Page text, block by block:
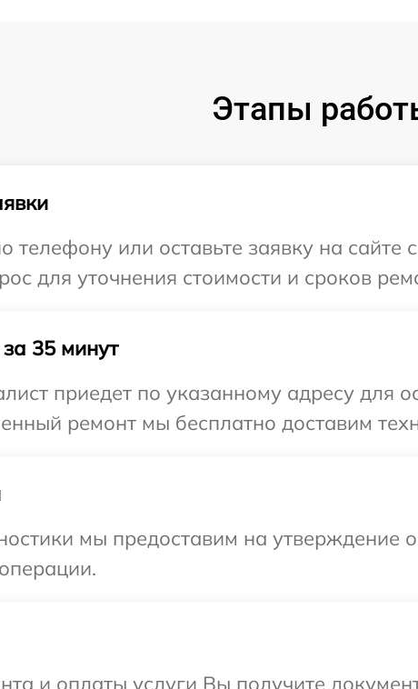
Этапы
телефону или оставьте заявку на
для уточнения стоимости и сроков
35 минут
приедет по указанному адресу для
ремонт мы бесплатно доставим
мы предоставим на утверждение
и оплаты услуги Вы получите